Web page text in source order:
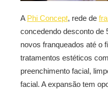
A Phi Concept, rede de
concedendo desconto de
novos franqueados até o
tratamentos estéticos
preenchimento facial,
facial. A expansão tem